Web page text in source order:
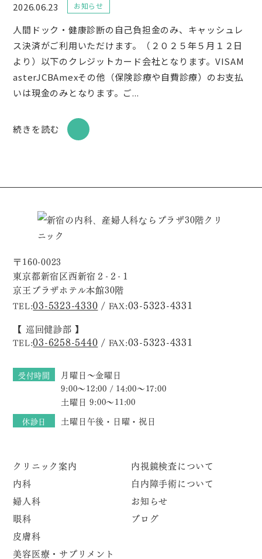
2026.06.23 お知らせ
人間ドック・健康診断の自己負担金のみ、キャッシュレ
ス決済がご利用いただけます。（２０２５年５月１２日
より）以下のクレジットカード会社となります。VISAM
asterJCBAmexその他（保険診療や自費診療）のお支払
いは現金のみとなります。ご...
続きを読む
〒160-0023
東京都新宿区西新宿２-２-１
京王プラザホテル本館30階
TEL:03-5323-4330 / FAX:03-5323-4331
【 巡回健診部 】
TEL:03-6258-5440 / FAX:03-5323-4331
受付時間
月曜日～金曜日
9:00～12:00 / 14:00～17:00
土曜日 9:00～11:00
休診日 土曜日午後・日曜・祝日
クリニック案内
内科
婦人科
眼科
皮膚科
美容医療・サプリメント
内視鏡検査について
白内障手術について
お知らせ
ブログ